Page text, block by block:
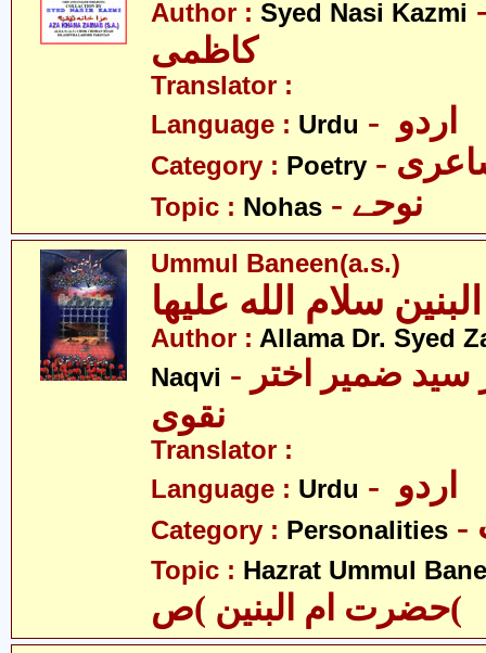
Author : Syed Nasi Kazmi
کاظمی
Translator :
Language : Urdu
Category : Poetry
Topic : Nohas
Ummul Baneen(a.s.)
Author : Allama Dr. Syed
Naqvi - علامہ ڈاکٹر سید ضمیر اختر
نقوی
Translator :
Language : Urdu
Category : Personalities
Topic : Hazrat Ummul
حضرت ام البنین )ص(